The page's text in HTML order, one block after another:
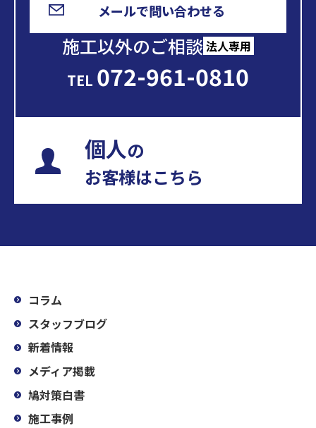
メールで問い合わせる
施工以外のご相談 法人専用
TEL 072-961-0810
個人の
お客様はこちら
コラム
スタッフブログ
新着情報
メディア掲載
鳩対策白書
施工事例